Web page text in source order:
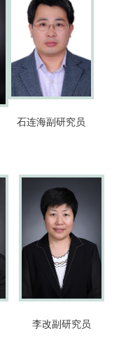
石连海副研究员
李改副研究员